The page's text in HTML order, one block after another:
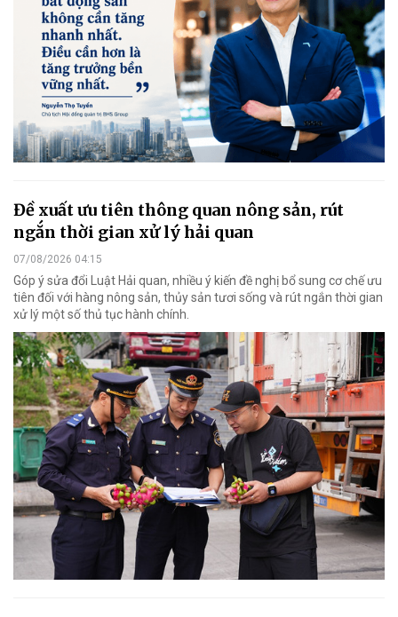
Đề xuất ưu tiên thông quan nông sản, rút
ngắn thời gian xử lý hải quan
07/08/2026 04:15
Góp ý sửa đổi Luật Hải quan, nhiều ý kiến đề nghị bổ sung cơ chế ưu
tiên đối với hàng nông sản, thủy sản tươi sống và rút ngắn thời gian
xử lý một số thủ tục hành chính.